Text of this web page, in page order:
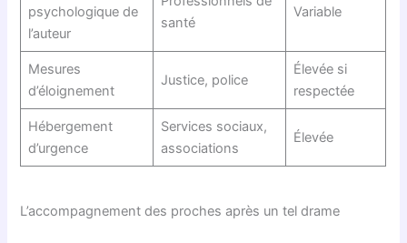
psychologique de
l’auteur
santé
Variable
Mesures
d’éloignement
Justice, police
Élevée si
respectée
Hébergement
d’urgence
Services sociaux,
associations
Élevée
L’accompagnement des proches après un tel drame